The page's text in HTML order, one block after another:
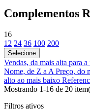
Complementos
16
12 24 36 100 200
Selecione
Vendas, da mais alta para a
Nome, de Z a A Preço, do
alto ao mais baixo
Mostrando 1-16 de 20
Filtros ativos